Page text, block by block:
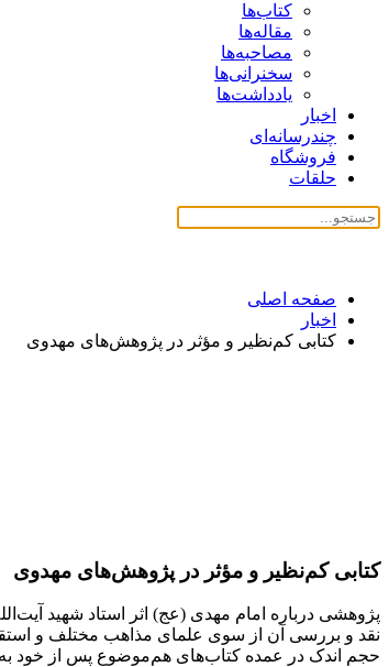
کتاب‌ها
مقاله‌ها
مصاحبه‌ها
سخنرانی‌ها
یادداشت‌ها
اخبار
چندرسانه‌ای
فروشگاه
حلقات
صفحه اصلی
اخبار
کتابی کم‌نظیر و مؤثر در پژوهش‌های مهدوی
کتابی کم‌نظیر و مؤثر در پژوهش‌های مهدوی
پژوهشی درباره امام مهدی (عج) اثر استاد شهید
نقد و بررسی آن از سوی علمای مذاهب مختلف و
حجم اندک در عمده کتاب‌های هم‌موضوع پس از خود